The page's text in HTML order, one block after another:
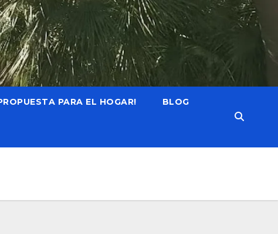
PARA EL HOGAR! BLOG